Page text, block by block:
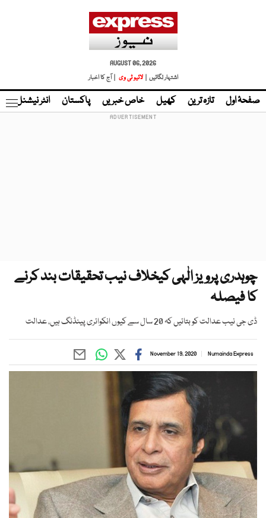
AUGUST 06, 2026
اشتہار لگائیں |
لائیو ٹی وی | آج کا اخبار
صفحۂ اول تازہ ترین کھیل خاص خبریں پاکستان انٹر نیشنل
چوہدری پرویز الٰہی کیخلاف نیب تحقیقات بند کرنے
کا فیصلہ
ڈی جی نیب عدالت کو بتائیں کہ 20 سال سے کیوں انکوائری پینڈنگ ہیں، عدالت
Numainda Express
November 19, 2020